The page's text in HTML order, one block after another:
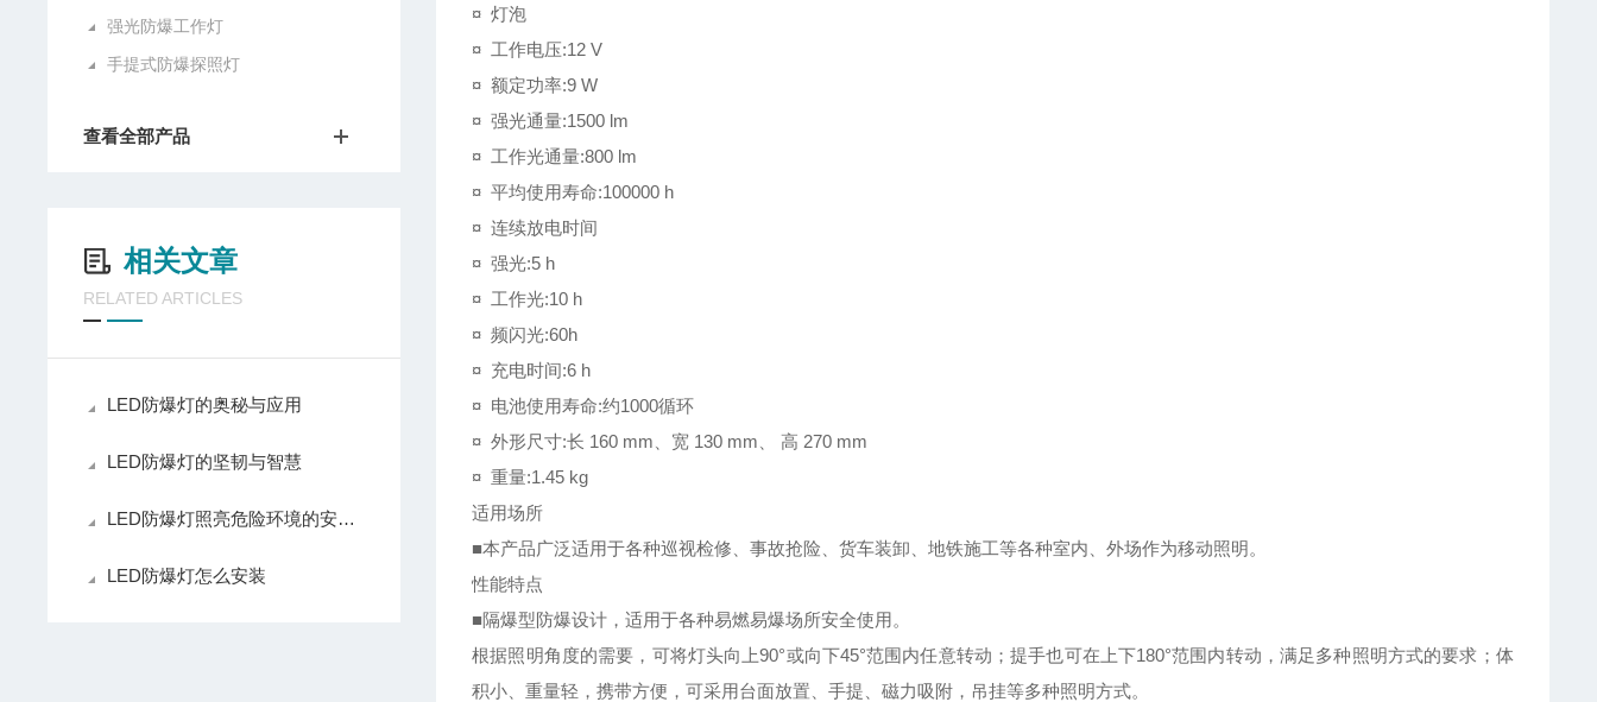
强光防爆工作灯
手提式防爆探照灯
查看全部产品
相关文章
RELATED ARTICLES
LED防爆灯的奥秘与应用
LED防爆灯的坚韧与智慧
LED防爆灯照亮危险环境的安全之光
LED防爆灯怎么安装
¤ 灯泡
¤ 工作电压:12 V
¤ 额定功率:9 W
¤ 强光通量:1500 lm
¤ 工作光通量:800 lm
¤ 平均使用寿命:100000 h
¤ 连续放电时间
¤ 强光:5 h
¤ 工作光:10 h
¤ 频闪光:60h
¤ 充电时间:6 h
¤ 电池使用寿命:约1000循环
¤ 外形尺寸:长 160 mm、宽 130 mm、 高 270 mm
¤ 重量:1.45 kg
适用场所
■本产品广泛适用于各种巡视检修、事故抢险、货车装卸、地铁施工等各种室内、外场作为移动照明。
性能特点
■隔爆型防爆设计，适用于各种易燃易爆场所安全使用。
根据照明角度的需要，可将灯头向上90°或向下45°范围内任意转动；提手也可在上下180°范围内转动，满足多种照明方式的要求；体
积小、重量轻，携带方便，可采用台面放置、手提、磁力吸附，吊挂等多种照明方式。